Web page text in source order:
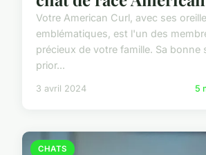
Votre American Curl, avec ses
emblématiques, est l'un des
précieux de votre famille. Sa bonne
prior...
3 avril 2024 5
CHATS